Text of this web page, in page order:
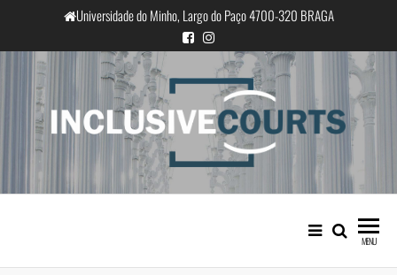
o
conteúdo
Universidade do Minho, Largo do Paço 4700-320 BRAGA
InclusiveCourts
Igualdade e diferença cultural na
prática judicial portuguesa
MENU